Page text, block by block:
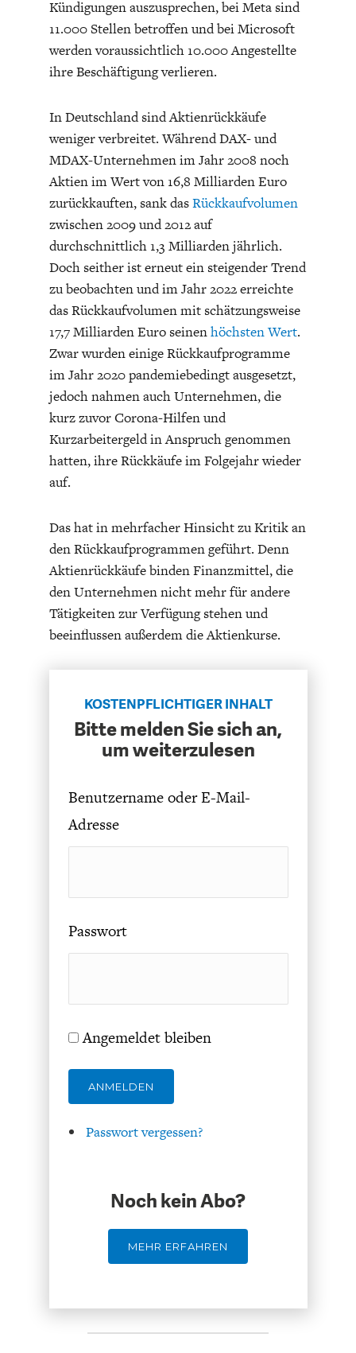
GERMANOMICS
DEUTSCHLAND UND DIE
DIGITALISIERUNG
DAS POST-CORONA-
ZEITALTER
STATUS QUO DER
DIE POSITIONEN DER
WIRTSCHAFTSWEISEN
HÖRSAAL
MAKROTHEK
ÖKONOMENSZENE
OUTPUT GAP
UNGLEICHHEIT
Kündigungen auszusprechen, bei Meta sind
11.000 Stellen betroffen und bei Microsoft
werden voraussichtlich 10.000 Angestellte
ihre Beschäftigung verlieren.
In Deutschland sind Aktienrückkäufe
weniger verbreitet. Während DAX- und
MDAX-Unternehmen im Jahr 2008 noch
Aktien im Wert von 16,8 Milliarden Euro
zurückkauften, sank dasRückkaufvolumen
zwischen 2009 und 2012 auf
durchschnittlich 1,3 Milliarden jährlich.
Doch seither ist erneut ein steigender Trend
zu beobachten und im Jahr 2022 erreichte
das Rückkaufvolumen mit schätzungsweise
17,7 Milliarden Euro seinenhöchsten Wert.
Zwar wurden einige Rückkaufprogramme
im Jahr 2020 pandemiebedingt ausgesetzt,
jedoch nahmen auch Unternehmen, die
kurz zuvor Corona-Hilfen und
Kurzarbeitergeld in Anspruch genommen
hatten, ihre Rückkäufe im Folgejahr wieder
auf.
Das hat in mehrfacher Hinsicht zu Kritik an
den Rückkaufprogrammen geführt. Denn
Aktienrückkäufe binden Finanzmittel, die
den Unternehmen nicht mehr für andere
Tätigkeiten zur Verfügung stehen und
beeinflussen außerdem die Aktienkurse.
KOSTENPFLICHTIGER INHALT
Bitte melden Sie sich an,
um weiterzulesen
Benutzername oder E-Mail-
Adresse
Passwort
Angemeldet bleiben
ANMELDEN
Passwort vergessen?
Noch kein Abo?
MEHR ERFAHREN